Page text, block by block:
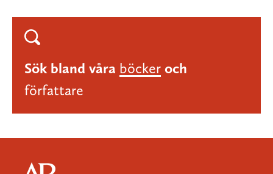
Sök bland våra böcker och
författare